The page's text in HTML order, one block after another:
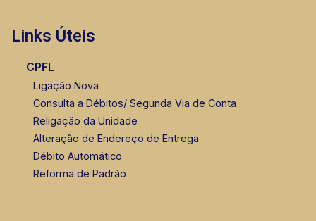
Links Úteis
CPFL
Ligação Nova
Consulta a Débitos/ Segunda Via de Conta
Religação da Unidade
Alteração de Endereço de Entrega
Débito Automático
Reforma de Padrão